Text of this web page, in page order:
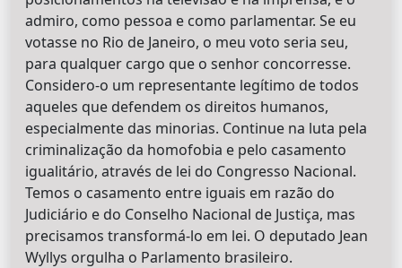
admiro, como pessoa e como parlamentar. Se eu
votasse no Rio de Janeiro, o meu voto seria seu,
para qualquer cargo que o senhor concorresse.
Considero-o um representante legítimo de todos
aqueles que defendem os direitos humanos,
especialmente das minorias. Continue na luta pela
criminalização da homofobia e pelo casamento
igualitário, através de lei do Congresso Nacional.
Temos o casamento entre iguais em razão do
Judiciário e do Conselho Nacional de Justiça, mas
precisamos transformá-lo em lei. O deputado Jean
Wyllys orgulha o Parlamento brasileiro.